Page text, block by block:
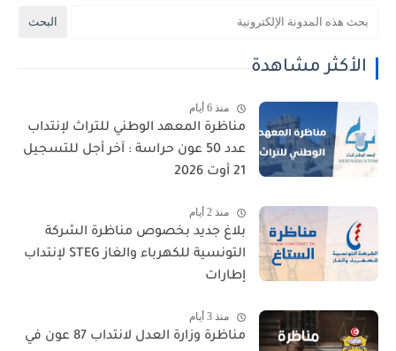
الأكثر مشاهدة
منذ 6 أيام
مناظرة المعهد الوطني للتراث لإنتداب
عدد 50 عون حراسة : آخر أجل للتسجيل
21 أوت 2026
منذ 2 أيام
بلاغ جديد بخصوص مناظرة الشركة
التونسية للكهرباء والغاز STEG لإنتداب
إطارات
منذ 3 أيام
مناظرة وزارة العدل لانتداب 87 عون في